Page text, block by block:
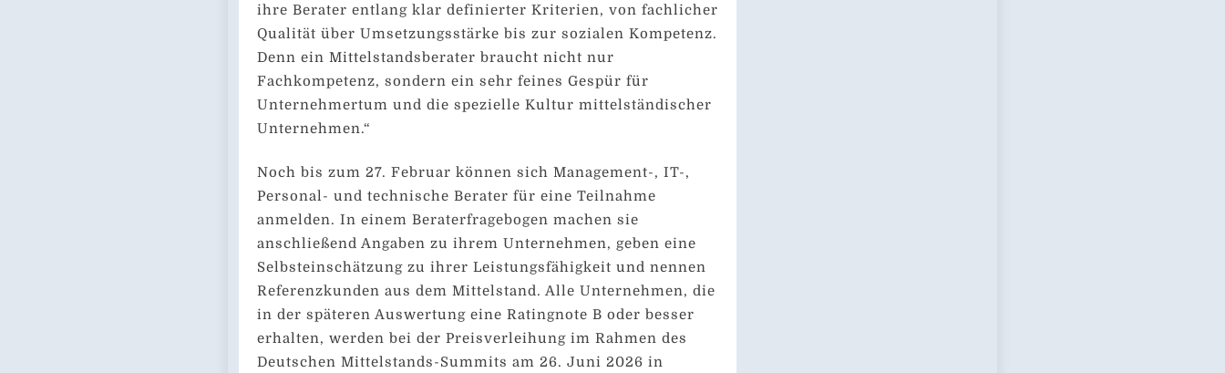
ihre Berater entlang klar definierter Kriterien, von fachlicher
Qualität über Umsetzungsstärke bis zur sozialen Kompetenz.
Denn ein Mittelstandsberater braucht nicht nur
Fachkompetenz, sondern ein sehr feines Gespür für
Unternehmertum und die spezielle Kultur mittelständischer
Unternehmen.“
Noch bis zum 27. Februar können sich Management-, IT-,
Personal- und technische Berater für eine Teilnahme
anmelden. In einem Beraterfragebogen machen sie
anschließend Angaben zu ihrem Unternehmen, geben eine
Selbsteinschätzung zu ihrer Leistungsfähigkeit und nennen
Referenzkunden aus dem Mittelstand. Alle Unternehmen, die
in der späteren Auswertung eine Ratingnote B oder besser
erhalten, werden bei der Preisverleihung im Rahmen des
Deutschen Mittelstands-Summits am 26. Juni 2026 in